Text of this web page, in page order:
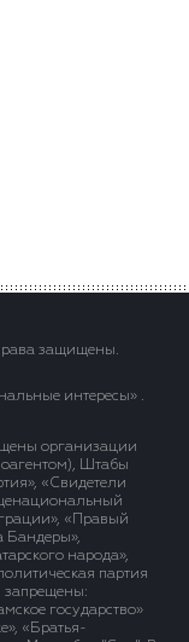
защищены.
интересы» .
организации
Штабы
«Свидетели
«Правый
Бандеры»,
народа»,
партия
запрещены:
государство»
«Братья-